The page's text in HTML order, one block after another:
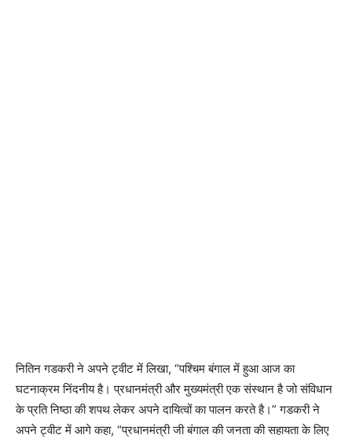
नितिन गडकरी ने अपने ट्वीट में लिखा, “पश्चिम बंगाल में हुआ आज का
घटनाक्रम निंदनीय है। प्रधानमंत्री और मुख्यमंत्री एक संस्थान है जो संविधान
के प्रति निष्ठा की शपथ लेकर अपने दायित्वों का पालन करते है।” गडकरी ने
अपने ट्वीट में आगे कहा, “प्रधानमंत्री जी बंगाल की जनता की सहायता के लिए